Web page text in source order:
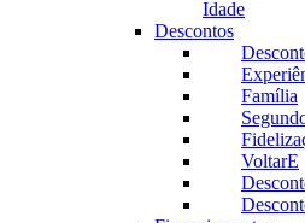
Idade
Descontos
Família
VoltarE